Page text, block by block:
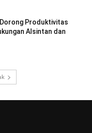
Produktivitas
Alsintan dan